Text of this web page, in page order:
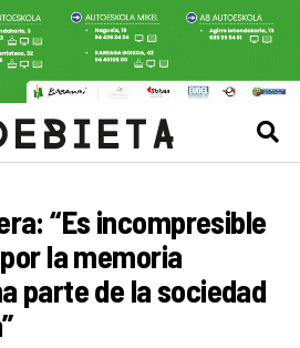
“Es incompresible
la memoria
parte de la sociedad